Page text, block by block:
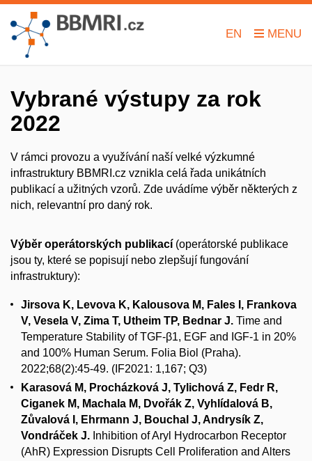
EN
Vybrané výstupy za rok
2022
V rámci provozu a využívání naší velké výzkumné
infrastruktury BBMRI.cz vznikla celá řada unikátních
publikací a užitných vzorů. Zde uvádíme výběr některých z
nich, relevantní pro daný rok.
Výběr operátorských publikací (operátorské publikace
jsou ty, které se popisují nebo zlepšují fungování
infrastruktury):
Jirsova K, Levova K, Kalousova M, Fales I, Frankova
V, Vesela V, Zima T, Utheim TP, Bednar J. Time and
Temperature Stability of TGF-β1, EGF and IGF-1 in 20%
and 100% Human Serum. Folia Biol (Praha).
2022;68(2):45-49. (IF2021: 1,167; Q3)
Karasová M, Procházková J, Tylichová Z, Fedr R,
Ciganek M, Machala M, Dvořák Z, Vyhlídalová B,
Zůvalová I, Ehrmann J, Bouchal J, Andrysík Z,
Vondráček J. Inhibition of Aryl Hydrocarbon Receptor
(AhR) Expression Disrupts Cell Proliferation and Alters